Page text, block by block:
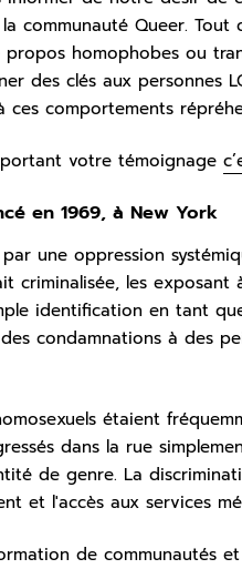
communauté Queer. Tout
homophobes ou
des clés aux personnes
comportements
votre témoignage
en 1969, à New York
une oppression
criminalisée, les
identification en tant
condamnations à des
étaient
dans la rue
de genre. La
et l'accès aux services
de communautés